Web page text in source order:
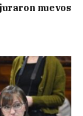
nuevos